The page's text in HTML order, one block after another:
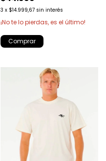
3 x $14.999,67 sin interés
¡No te lo pierdas, es el último!
Comprar